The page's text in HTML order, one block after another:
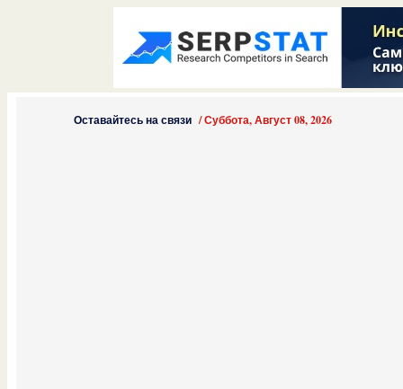
Оставайтесь на связи /Суббота, Август 08, 2026